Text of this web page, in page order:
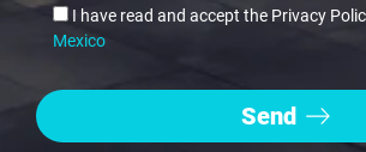
I have read and accept the Privacy
Mexico